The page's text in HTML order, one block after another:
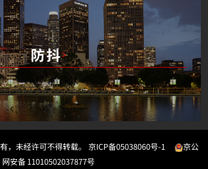
防抖
，未经许可不得转载。 京ICP备05038060号-1
京公
网安备 11010502037877号